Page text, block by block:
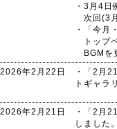
・3月4
次回(3
・「今月
トップ
BGMを
2026年2月22日
・「2月
トギャラ
2026年2月21日
・「2月
しました。